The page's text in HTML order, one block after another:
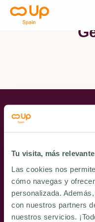
Tu visita, más
Las cookies nos
cómo navegas y
personalizada.
con nuestros partners
nuestros servicios.
contenido
Una implantación
¿Ya eres cliente?
Contacta con